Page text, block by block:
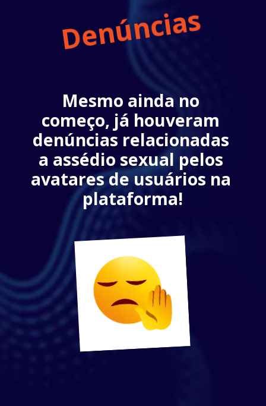
Denúncias
Mesmo ainda no
começo, já houveram
denúncias relacionadas
a assédio sexual pelos
avatares de usuários na
plataforma!